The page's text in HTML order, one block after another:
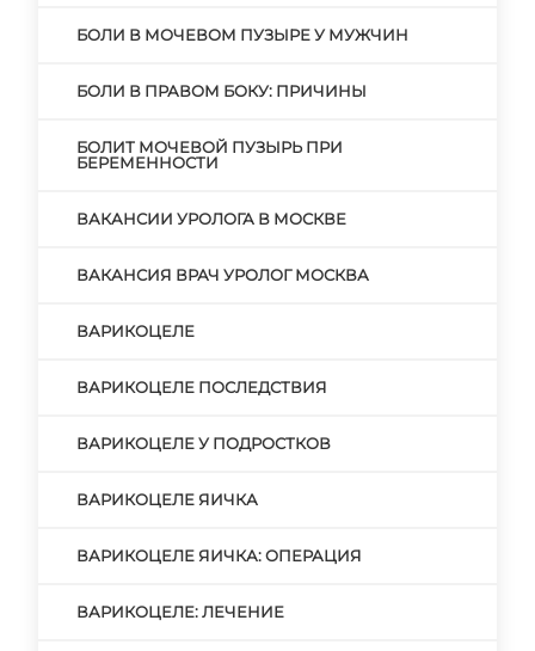
БОЛИ В МОЧЕВОМ ПУЗЫРЕ У МУЖЧИН
БОЛИ В ПРАВОМ БОКУ: ПРИЧИНЫ
БОЛИТ МОЧЕВОЙ ПУЗЫРЬ ПРИ
БЕРЕМЕННОСТИ
ВАКАНСИИ УРОЛОГА В МОСКВЕ
ВАКАНСИЯ ВРАЧ УРОЛОГ МОСКВА
ВАРИКОЦЕЛЕ
ВАРИКОЦЕЛЕ ПОСЛЕДСТВИЯ
ВАРИКОЦЕЛЕ У ПОДРОСТКОВ
ВАРИКОЦЕЛЕ ЯИЧКА
ВАРИКОЦЕЛЕ ЯИЧКА: ОПЕРАЦИЯ
ВАРИКОЦЕЛЕ: ЛЕЧЕНИЕ